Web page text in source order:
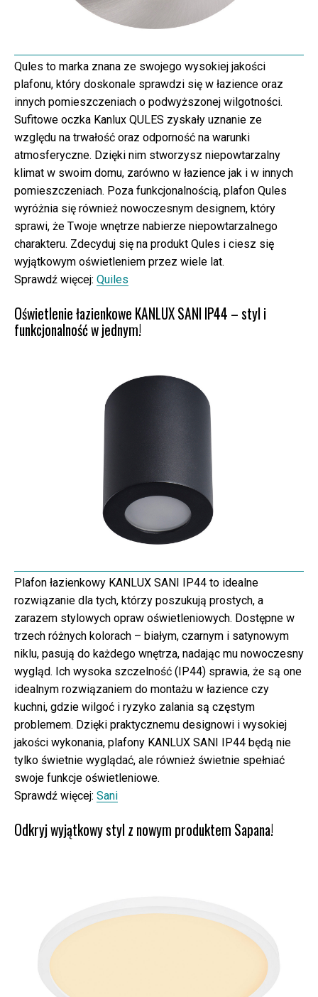
Qules to marka znana ze swojego wysokiej jakości
plafonu, który doskonale sprawdzi się w łazience oraz
innych pomieszczeniach o podwyższonej wilgotności.
Sufitowe oczka Kanlux QULES zyskały uznanie ze
względu na trwałość oraz odporność na warunki
atmosferyczne. Dzięki nim stworzysz niepowtarzalny
klimat w swoim domu, zarówno w łazience jak i w innych
pomieszczeniach. Poza funkcjonalnością, plafon Qules
wyróżnia się również nowoczesnym designem, który
sprawi, że Twoje wnętrze nabierze niepowtarzalnego
charakteru. Zdecyduj się na produkt Qules i ciesz się
wyjątkowym oświetleniem przez wiele lat.
Sprawdź więcej: Quiles
Oświetlenie łazienkowe KANLUX SANI IP44 – styl i
funkcjonalność w jednym!
Plafon łazienkowy KANLUX SANI IP44 to idealne
rozwiązanie dla tych, którzy poszukują prostych, a
zarazem stylowych opraw oświetleniowych. Dostępne w
trzech różnych kolorach – białym, czarnym i satynowym
niklu, pasują do każdego wnętrza, nadając mu nowoczesny
wygląd. Ich wysoka szczelność (IP44) sprawia, że są one
idealnym rozwiązaniem do montażu w łazience czy
kuchni, gdzie wilgoć i ryzyko zalania są częstym
problemem. Dzięki praktycznemu designowi i wysokiej
jakości wykonania, plafony KANLUX SANI IP44 będą nie
tylko świetnie wyglądać, ale również świetnie spełniać
swoje funkcje oświetleniowe.
Sprawdź więcej: Sani
Odkryj wyjątkowy styl z nowym produktem Sapana!